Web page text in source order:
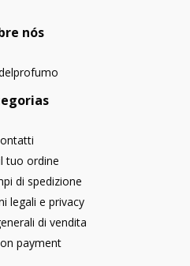
nós
tuo ordine
di spedizione
legali e privacy
di vendita
payment